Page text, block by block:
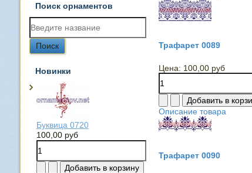
Поиск орнаментов
Новинки
Буквица 0720
100,00 руб
Трафарет 0089
Цена: 100,00 руб
Описание товара
Трафарет 0090